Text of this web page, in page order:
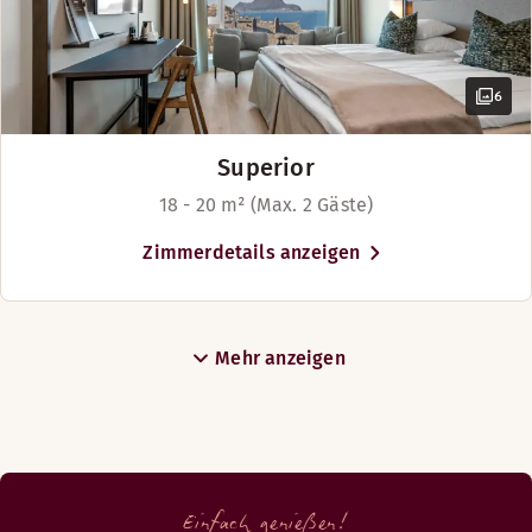
6
Superior
18 - 20 m² (Max. 2 Gäste)
Zimmerdetails anzeigen
Mehr anzeigen
Einfach genießen!
Brasserie Normandie